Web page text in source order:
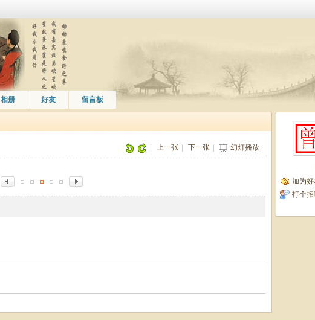
相册 好友 留言板
上一张 下一张 幻灯播放
加为
打个